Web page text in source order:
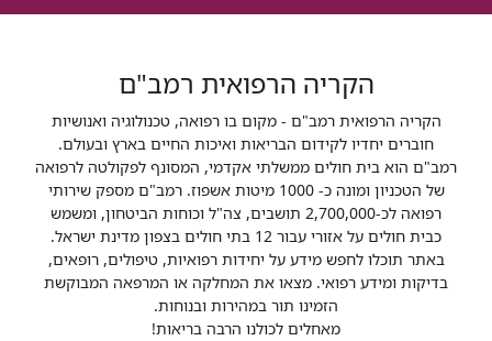
הקריה הרפואית רמב"ם
הקריה הרפואית רמב"ם - מקום בו רפואה, טכנולוגיה ואנושיות
חוברים יחדיו לקידום הבריאות ואיכות החיים בארץ ובעולם.
רמב"ם הוא בית חולים ממשלתי אקדמי, המסונף לפקולטה לרפואה
של הטכניון ומונה כ- 1000 מיטות אשפוז. רמב"ם מספק שירותי
רפואה לכ-2,700,000 תושבים, צה"ל וכוחות הביטחון, ומשמש
כבית חולים על אזורי עבור 12 בתי חולים בצפון מדינת ישראל.
באתר תוכלו לחפש מידע על יחידות רפואיות, טיפולים, רופאים,
בדיקות ומידע רפואי. מצאו את המחלקה או המרפאה המבוקשת
הזמינו תור במהירות ובנוחות.
מאחלים לכולנו הרבה בריאות!